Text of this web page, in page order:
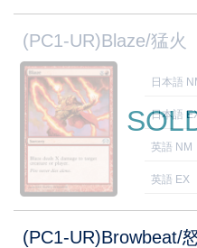
(PC1-UR)Blaze/猛火
日本語
日本語
英語 NM
英語 EX
(PC1-UR)Browbeat/